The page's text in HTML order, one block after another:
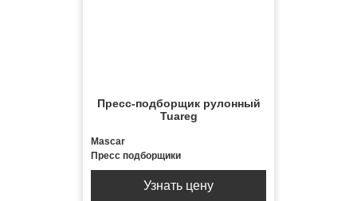
Пресс-подборщик рулонный
Tuareg
Mascar
Пресс подборщики
Узнать цену